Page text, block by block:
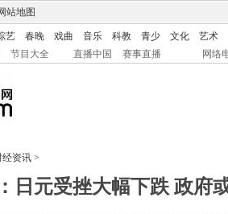
站地图
艺 春晚 戏曲 音乐 科教 青少 文化
艺术
节目大全 直播中国 赛事直播 网络
经资讯 >
日元受挫大幅下跌 政府